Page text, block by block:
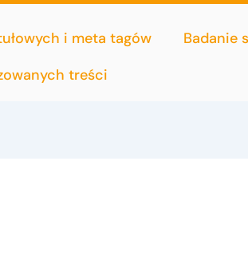
i meta tagów
Badanie
treści